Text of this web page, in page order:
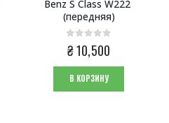
Benz S Class W222
(передняя)
0 из 5
₴10,500
В КОРЗИНУ